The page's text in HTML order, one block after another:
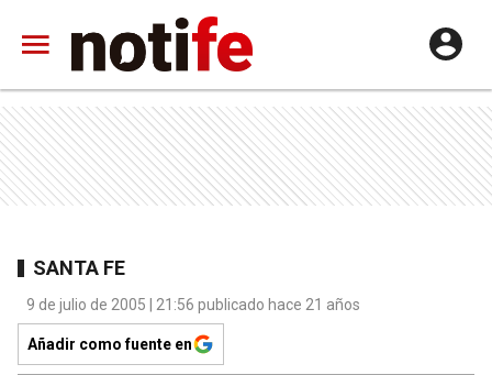
SANTA FE
9 de julio de 2005 | 21:56 publicado hace 21 años
Añadir como fuente en